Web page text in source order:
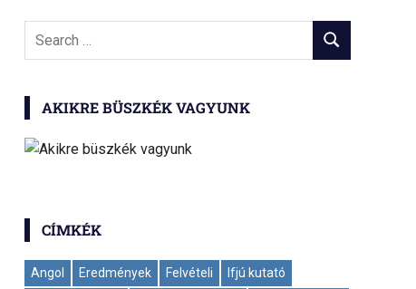
Search
SEARCH
AKIKRE BÜSZKÉK VAGYUNK
CÍMKÉK
Angol Eredmények Felvételi
Ifjú kutató